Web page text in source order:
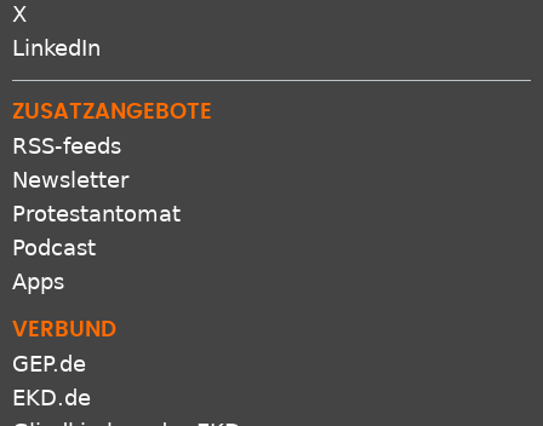
X
LinkedIn
ZUSATZANGEBOTE
RSS-feeds
Newsletter
Protestantomat
Podcast
Apps
VERBUND
GEP.de
EKD.de